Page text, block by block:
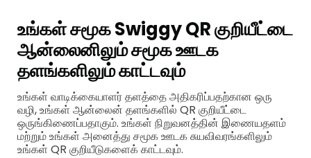
உங்கள் சமூக Swiggy QR குறியீட்டை
ஆன்லைனிலும் சமூக ஊடக
தளங்களிலும் காட்டவும்
உங்கள் வாடிக்கையாளர் தளத்தை அதிகரிப்பதற்கான ஒரு
வழி, உங்கள் ஆன்லைன் தளங்களில் QR குறியீட்டை
ஒருங்கிணைப்பதாகும். உங்கள் நிறுவனத்தின் இணையதளம்
மற்றும் உங்கள் அனைத்து சமூக ஊடக சுயவிவரங்களிலும்
உங்கள் QR குறியீடுகளைக் காட்டவும்.